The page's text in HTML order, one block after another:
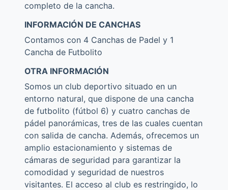
completo de la cancha.
INFORMACIÓN DE CANCHAS
Contamos con 4 Canchas de Padel y 1
Cancha de Futbolito
OTRA INFORMACIÓN
Somos un club deportivo situado en un
entorno natural, que dispone de una cancha
de futbolito (fútbol 6) y cuatro canchas de
pádel panorámicas, tres de las cuales cuentan
con salida de cancha. Además, ofrecemos un
amplio estacionamiento y sistemas de
cámaras de seguridad para garantizar la
comodidad y seguridad de nuestros
visitantes. El acceso al club es restringido, lo